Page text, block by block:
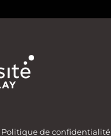
Politique de confidentialité